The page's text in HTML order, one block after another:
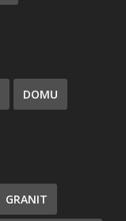
DOMU
GRANIT